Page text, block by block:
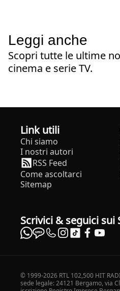
Leggi anche
Scopri tutte le ultime
cinema e serie TV.
Link utili
Chi siamo
I nostri autori
RSS Feed
Come ascoltarci
Sitemap
Scrivici & seguici sui
© 1999-2026 RTL 102,500 HIT
sede legale: 24121 Bergamo, via